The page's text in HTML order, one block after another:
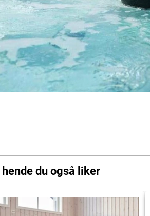
hende du også liker